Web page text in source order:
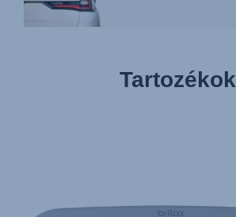
Tartozékok